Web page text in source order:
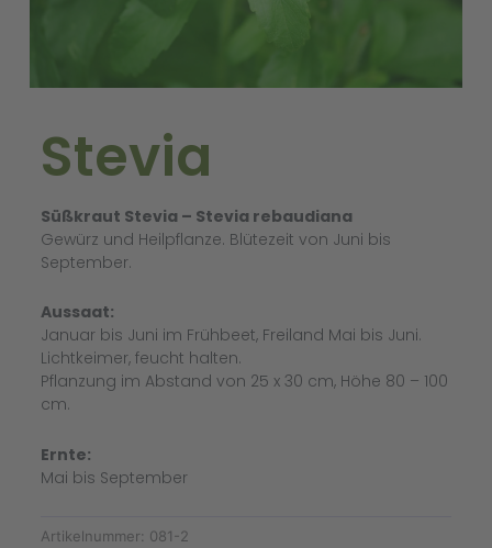
Stevia
Süßkraut Stevia – Stevia rebaudiana
Gewürz und Heilpflanze. Blütezeit von Juni bis
September.
Aussaat:
Januar bis Juni im Frühbeet, Freiland Mai bis Juni.
Lichtkeimer, feucht halten.
Pflanzung im Abstand von 25 x 30 cm, Höhe 80 – 100
cm.
Ernte:
Mai bis September
Artikelnummer: 081-2